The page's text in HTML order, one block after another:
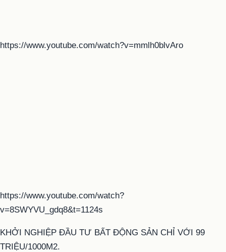
https://www.youtube.com/watch?v=mmlh0blvAro
https://www.youtube.com/watch?
v=8SWYVU_gdq8&t=1124s
KHỞI NGHIỆP ĐẦU TƯ BẤT ĐỘNG SẢN CHỈ VỚI 99
TRIỆU/1000M2.